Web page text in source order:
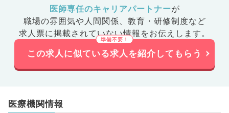
医師専任のキャリアパートナーが
職場の雰囲気や人間関係、 教育・研修制度など
求人票に掲載されていない情報をお伝えします。
この求人に似ている求人を紹介してもらう
医療機関情報